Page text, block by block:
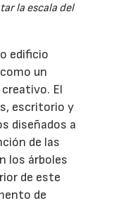
la escala del
edificio
un
El
escritorio y
diseñados a
de las
los árboles
de este
de